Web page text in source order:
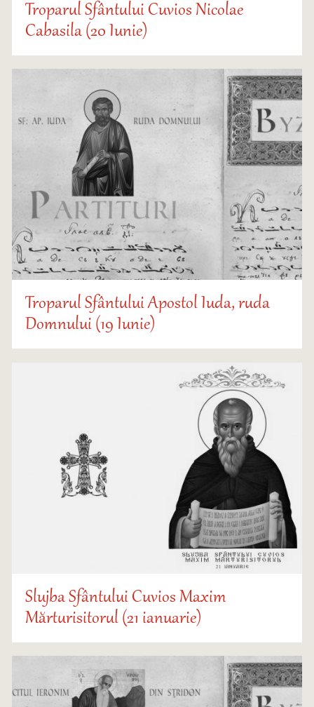
Troparul Sfântului Cuvios Nicolae
Cabasila (20 Iunie)
Troparul Sfântului Apostol Iuda, ruda
Domnului (19 Iunie)
Slujba Sfântului Cuvios Maxim
Mărturisitorul (21 ianuarie)